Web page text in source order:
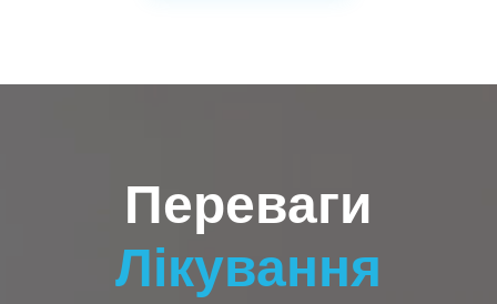
Переваги
Лікування